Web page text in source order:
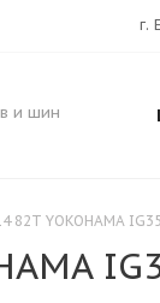
г.
и шин
82T YOKOHAMA